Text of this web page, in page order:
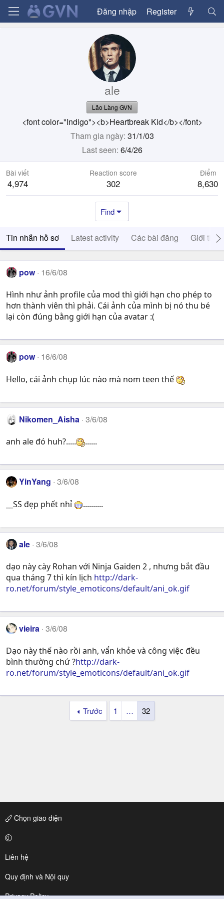
Đăng nhập Register
ale
Lão Làng GVN
<font color="Indigo"><b>Heartbreak Kid</b></font>
Tham gia ngày 31/1/03
Last seen 6/4/26
Bài viết
4,974
Reaction score
302
Điểm
8,630
Find
Tin nhắn hồ sơ Latest activity Các bài đăng Giới thiệu
pow 16/6/08
Hình như ảnh profile của mod thì giới hạn cho phép to
hơn thành viên thì phải. Cái ảnh của mình bị nó thu bé
lại còn đúng bằng giới hạn của avatar :(
pow 16/6/08
Hello, cái ảnh chụp lúc nào mà nom teen thế
Nikomen_Aisha 3/6/08
anh ale đó huh?..... ......
YinYang 3/6/08
__SS đẹp phết nhỉ ..........
ale 3/6/08
dạo này cày Rohan với Ninja Gaiden 2 , nhưng bắt đầu
qua tháng 7 thì kín lịch http://dark-
ro.net/forum/style_emoticons/default/ani_ok.gif
vieira 3/6/08
Dạo này thế nào rồi anh, vẩn khỏe và công việc đều
bình thường chứ ?http://dark-
ro.net/forum/style_emoticons/default/ani_ok.gif
Trước 1 … 32
Chọn giao diện
Liên hệ
Quy định và Nội quy
Privacy Policy